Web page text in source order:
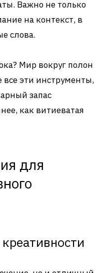
Важно не только
на контекст, в
слова.
Мир вокруг полон
все эти инструменты,
запас
как витиеватая
для